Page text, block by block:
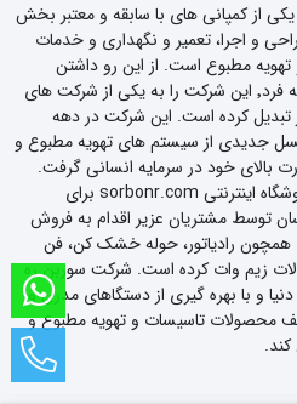
از کمپانی های با سابقه و معتبر بخش
و اجرا، تعمیر و نگهداری و خدمات
مطبوع است. از این رو داشتن
ویژگی های بارز و خدماتی منحصر به فرد٬ این شرکت را به یکی از شرکت های
کرده است. این شرکت در دهه
نسل جدیدی از سیستم های تهویه مطبوع و
خود در سرمایه انسانی گرفت.
همچنین این شرکت با راه اندازی فروشگاه اینترنتی sorbonr.com برای
توسط مشتریان عزیر اقدام به فروش
رادیاتور، حوله خشک کن، فن
زیم وات کرده است. شرکت سوربن ره
دنیا و با بهره گیری از دستگاهای مدرن و
مختلف محصولات تاسیسات و تهویه مطبوع و